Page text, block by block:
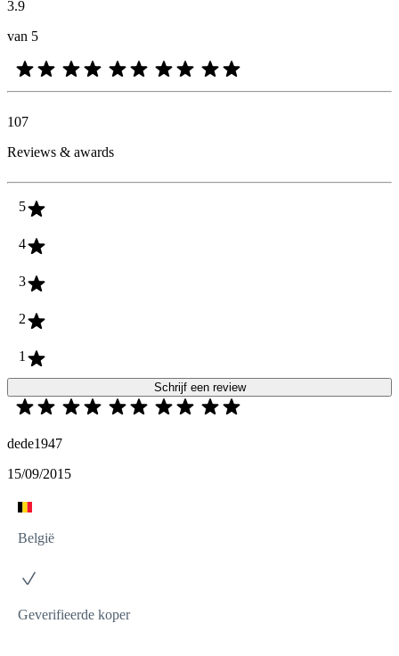
3.9
van 5
107
Reviews & awards
5
4
3
2
1
Schrijf een review
dede1947
15/09/2015
België
Geverifieerde koper